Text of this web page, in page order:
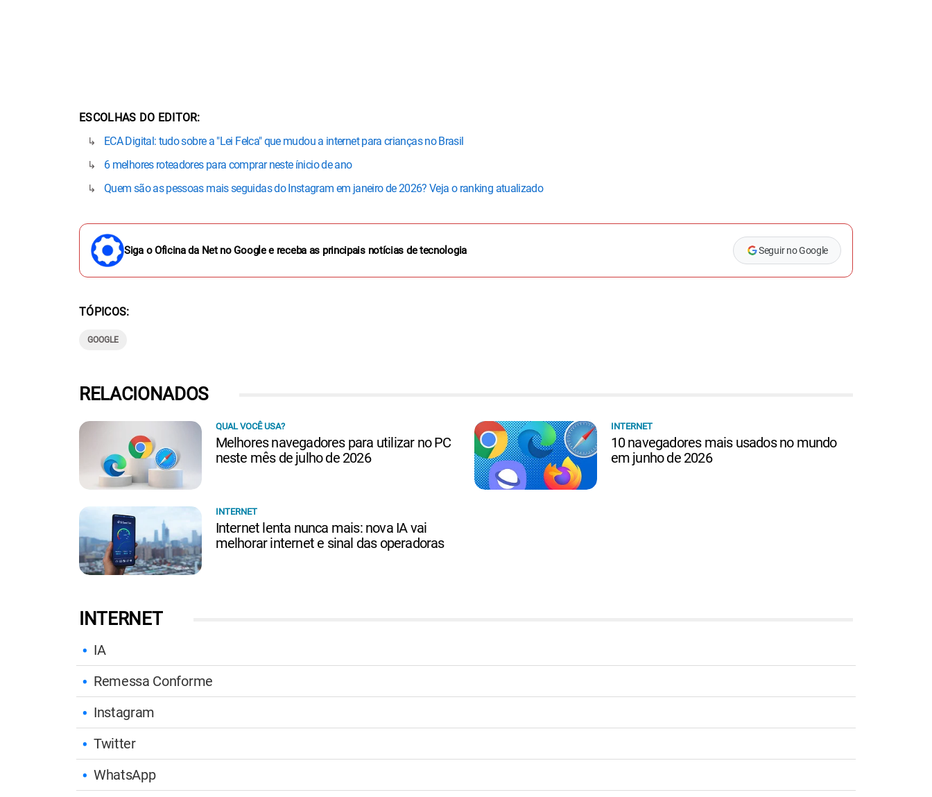
ESCOLHAS DO EDITOR
ECA Digital: tudo sobre a "Lei Felca" que mudou a internet para crianças no Brasil
6 melhores roteadores para comprar neste ínicio de ano
Quem são as pessoas mais seguidas do Instagram em janeiro de 2026? Veja o ranking atualizado
Siga o Oficina da Net no Google e receba as principais notícias de tecnologia Seguir no Google
TÓPICOS
GOOGLE
INTERNET
IA
Remessa Conforme
Instagram
Twitter
WhatsApp
RELACIONADOS
QUAL VOCÊ USA?
Melhores navegadores para utilizar no PC
neste mês de julho de 2026
INTERNET
10 navegadores mais usados no mundo
em junho de 2026
INTERNET
Internet lenta nunca mais: nova IA vai
melhorar internet e sinal das operadoras